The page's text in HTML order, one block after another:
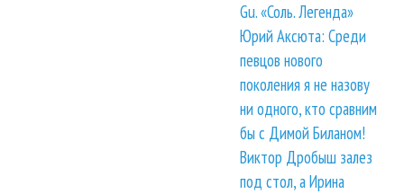
Gu. «Соль. Легенда»
Юрий Аксюта: Среди
певцов нового
поколения я не назову
ни одного, кто сравним
бы с Димой Биланом!
Виктор Дробыш залез
под стол, а Ирина